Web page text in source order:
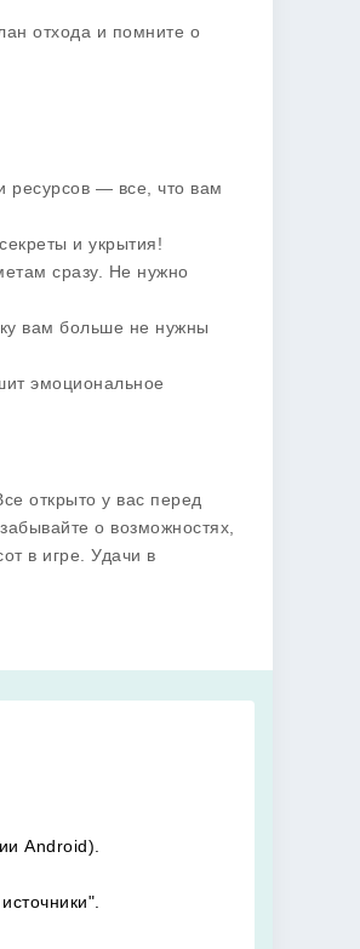
отхода и помните о
ресурсов — все, что вам
и укрытия!
сразу. Не нужно
вам больше не нужны
эмоциональное
открыто у вас перед
о возможностях,
в игре. Удачи в
Android).